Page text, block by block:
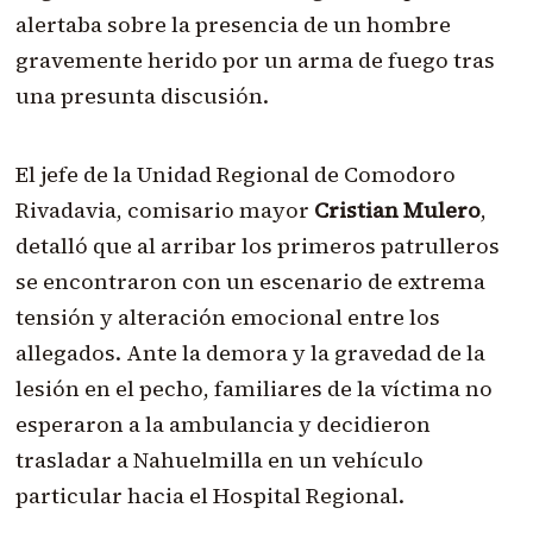
alertaba sobre la presencia de un hombre
gravemente herido por un arma de fuego tras
una presunta discusión.
El jefe de la Unidad Regional de Comodoro
Rivadavia, comisario mayor Cristian Mulero,
detalló que al arribar los primeros patrulleros
se encontraron con un escenario de extrema
tensión y alteración emocional entre los
allegados. Ante la demora y la gravedad de la
lesión en el pecho, familiares de la víctima no
esperaron a la ambulancia y decidieron
trasladar a Nahuelmilla en un vehículo
particular hacia el Hospital Regional.